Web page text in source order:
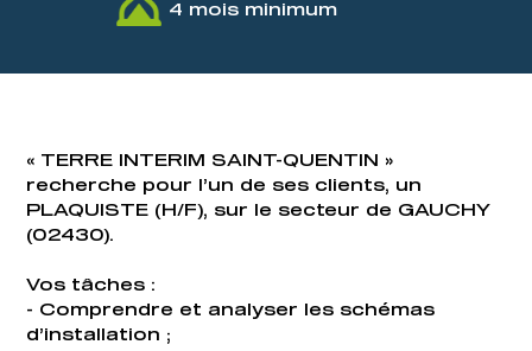
4 mois minimum
« TERRE INTERIM SAINT-QUENTIN »
recherche pour l’un de ses clients, un
PLAQUISTE (H/F), sur le secteur de GAUCHY
(02430).
Vos tâches :
- Comprendre et analyser les schémas
d’installation ;